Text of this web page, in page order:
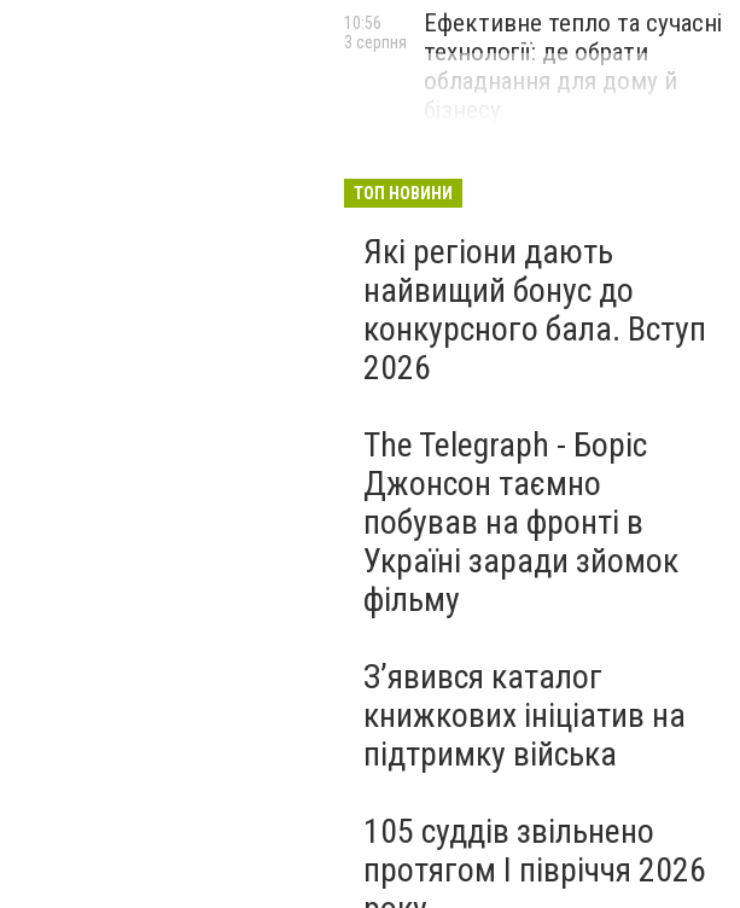
Ефективне тепло та сучасні
технології: де обрати
обладнання для дому й
бізнесу
10:56
3 серпня
ТОП НОВИНИ
Які регіони дають
найвищий бонус до
конкурсного бала. Вступ
2026
The Telegraph - Боріс
Джонсон таємно
побував на фронті в
Україні заради зйомок
фільму
З’явився каталог
книжкових ініціатив на
підтримку війська
105 суддів звільнено
протягом I півріччя 2026